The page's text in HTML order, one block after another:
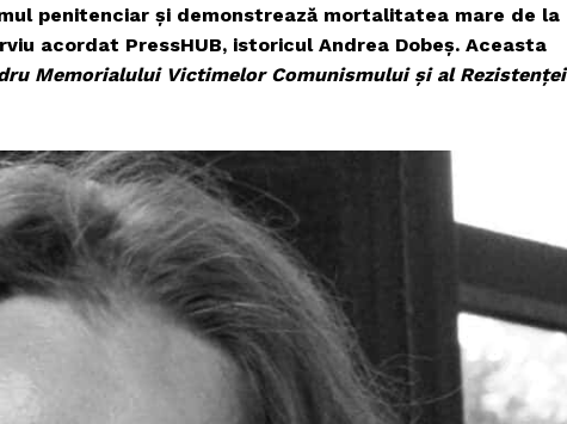
penitenciar și demonstrează mortalitatea mare de la
acordat PressHUB, istoricul Andrea Dobeș. Aceasta
Memorialului Victimelor Comunismului și al Rezistenței